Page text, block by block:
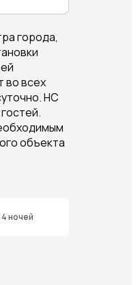
города,
во всех
HC
объекта
ночей